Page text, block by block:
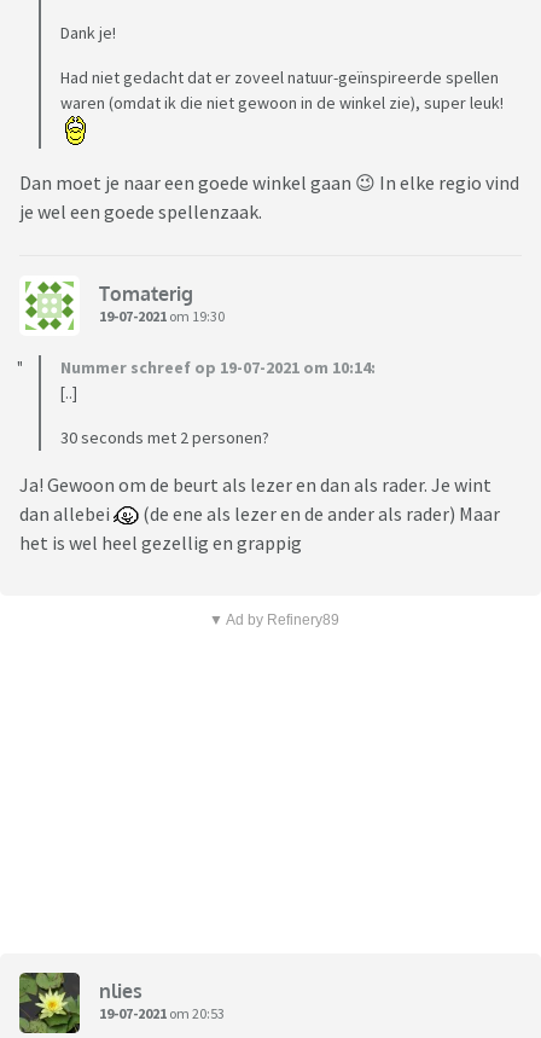
Dank je!
Had niet gedacht dat er zoveel natuur-geïnspireerde spellen
waren (omdat ik die niet gewoon in de winkel zie), super leuk!
Dan moet je naar een goede winkel gaan 😉 In elke regio vind
je wel een goede spellenzaak.
Tomaterig
19-07-2021 om 19:30
Nummer schreef op 19-07-2021 om 10:14:
[..]
30 seconds met 2 personen?
Ja! Gewoon om de beurt als lezer en dan als rader. Je wint
dan allebei
(de ene als lezer en de ander als rader) Maar
het is wel heel gezellig en grappig
▼ Ad by Refinery89
nlies
19-07-2021 om 20:53